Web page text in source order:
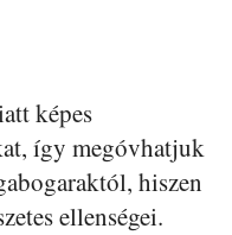
képes
így megóvhatjuk
hiszen
ellenségei.